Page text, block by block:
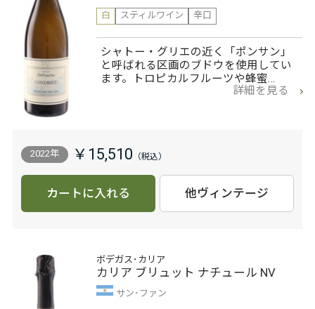
白
スティルワイン 辛口
シャトー・グリエの近く「ポンサン」
と呼ばれる区画のブドウを使用してい
ます。トロピカルフルーツや蜂蜜…
詳細を見る
2022年 ￥15,510
カートに入れる 他ヴィンテージ
ボデガス･カリア
カリア ブリュット ナチュール NV
サン･ファン